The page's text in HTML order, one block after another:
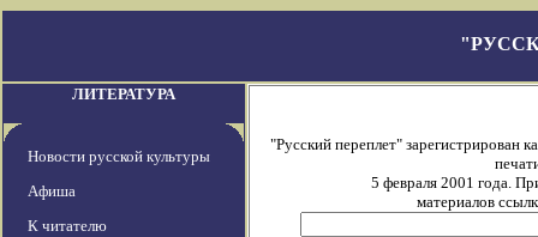
ЛИТЕРАТУРА
Новости русской культуры
Афиша
К читателю
"Русский переплет" зарегистрирован
5 февраля 2001 года.
материалов